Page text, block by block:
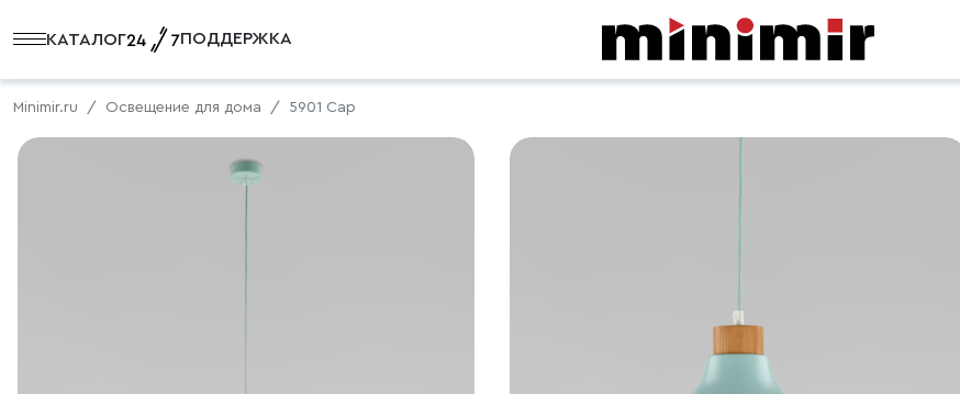
КАТАЛОГ ПОДДЕРЖКА
Minimir.ru Освещение для дома 5901 Cap